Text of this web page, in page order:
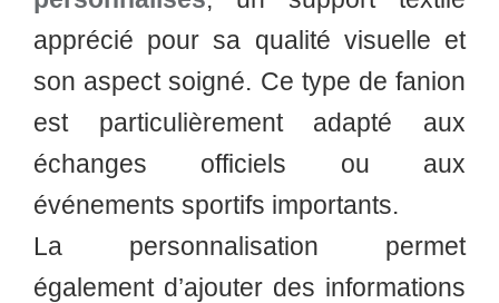
apprécié pour sa qualité visuelle et
son aspect soigné. Ce type de fanion
est particulièrement adapté aux
échanges officiels ou aux
événements sportifs importants.
La personnalisation permet
également d’ajouter des informations